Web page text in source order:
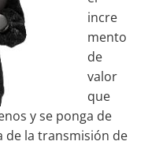
incre
mento
de
valor
que
y se ponga de
de la transmisión de